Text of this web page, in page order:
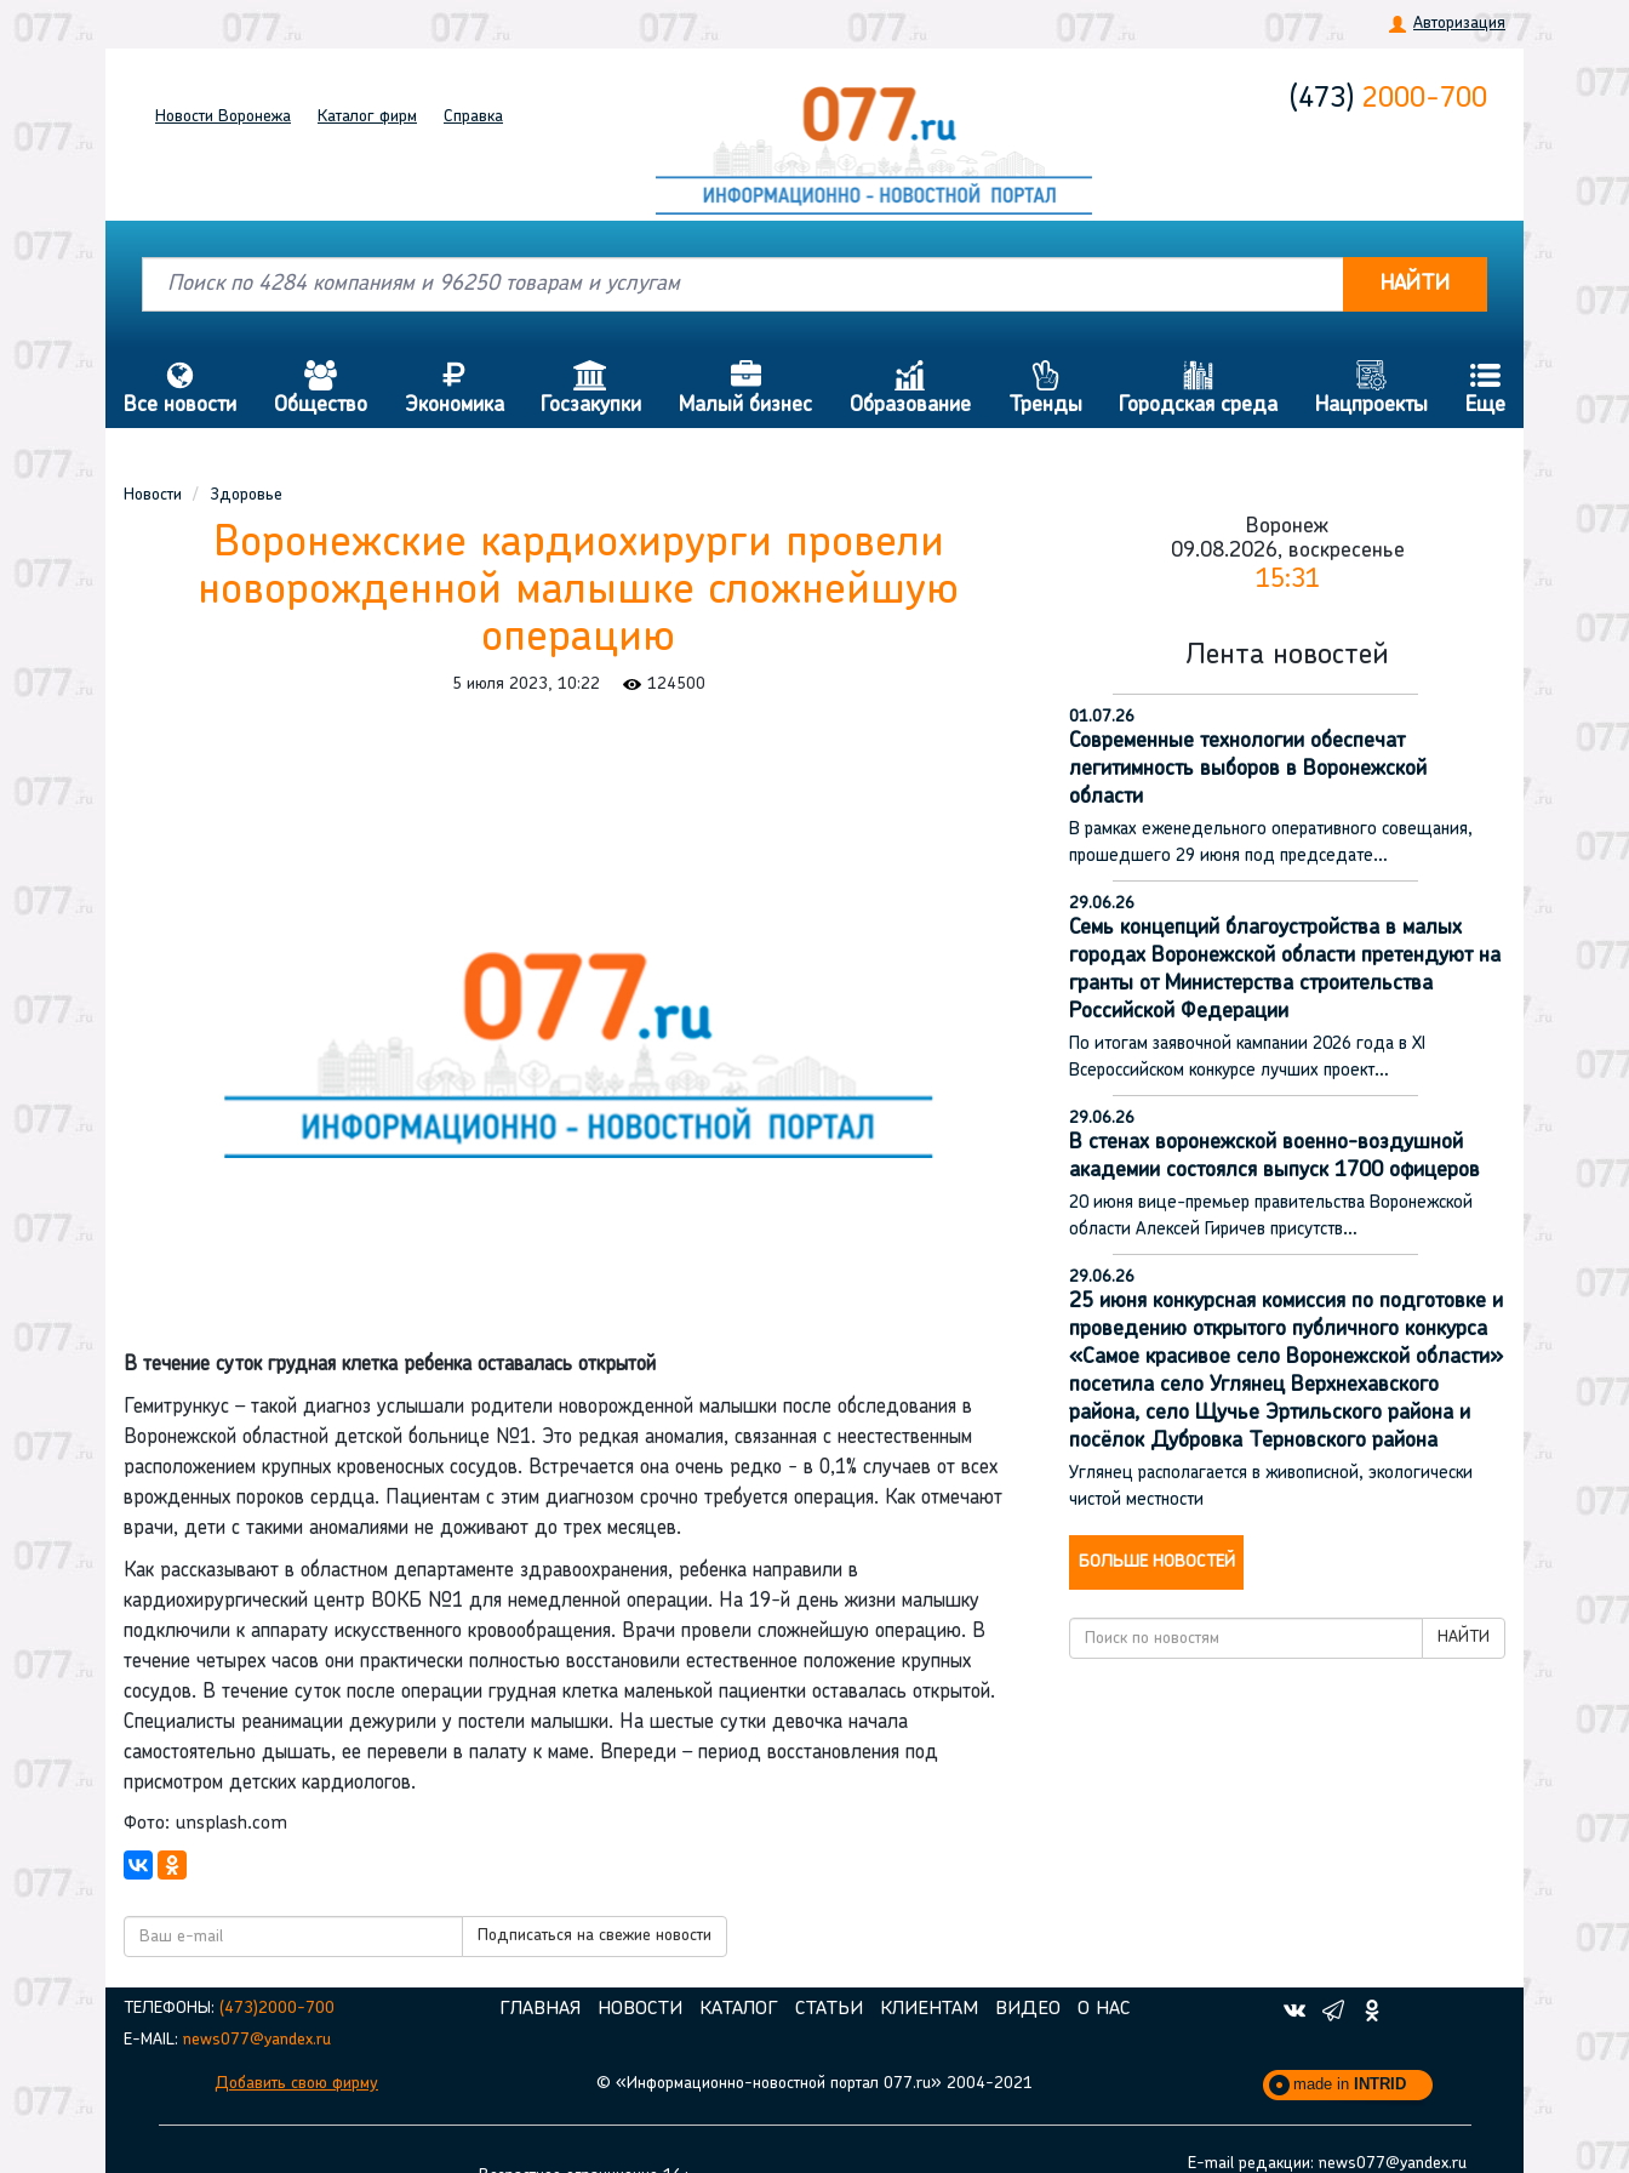
Авторизация
Новости Воронежа Каталог фирм Справка
(473) 2000-700
НАЙТИ
s
Все новости
a
Общество
j
Экономика
h
Госзакупки
d
Малый бизнес
c
Образование
p
Тренды
b
Городская среда
g
Нацпроекты
f
Еще
Новости Здоровье
Воронежские кардиохирурги провели
новорожденной малышке сложнейшую
операцию
5 июля 2023, 10:22 124500
В течение суток грудная клетка ребенка оставалась открытой
Гемитрункус – такой диагноз услышали родители новорожденной малышки после обследования в
Воронежской областной детской больнице №1. Это редкая аномалия, связанная с неестественным
расположением крупных кровеносных сосудов. Встречается она очень редко - в 0,1% случаев от всех
врожденных пороков сердца. Пациентам с этим диагнозом срочно требуется операция. Как отмечают
врачи, дети с такими аномалиями не доживают до трех месяцев.
Как рассказывают в областном департаменте здравоохранения, ребенка направили в
кардиохирургический центр ВОКБ №1 для немедленной операции. На 19-й день жизни малышку
подключили к аппарату искусственного кровообращения. Врачи провели сложнейшую операцию. В
течение четырех часов они практически полностью восстановили естественное положение крупных
сосудов. В течение суток после операции грудная клетка маленькой пациентки оставалась открытой.
Специалисты реанимации дежурили у постели малышки. На шестые сутки девочка начала
самостоятельно дышать, ее перевели в палату к маме. Впереди – период восстановления под
присмотром детских кардиологов.
Фото: unsplash.com
Подписаться на свежие новости
Воронеж
09.08.2026, воскресенье
15:31
Лента новостей
01.07.26
Современные технологии обеспечат
легитимность выборов в Воронежской
области
В рамках еженедельного оперативного совещания,
прошедшего 29 июня под председате…
29.06.26
Семь концепций благоустройства в малых
городах Воронежской области претендуют на
гранты от Министерства строительства
Российской Федерации
По итогам заявочной кампании 2026 года в XI
Всероссийском конкурсе лучших проект…
29.06.26
В стенах воронежской военно-воздушной
академии состоялся выпуск 1700 офицеров
20 июня вице-премьер правительства Воронежской
области Алексей Гиричев присутств…
29.06.26
25 июня конкурсная комиссия по подготовке и
проведению открытого публичного конкурса
«Самое красивое село Воронежской области»
посетила село Углянец Верхнехавского
района, село Щучье Эртильского района и
посёлок Дубровка Терновского района
Углянец располагается в живописной, экологически
чистой местности
БОЛЬШЕ НОВОСТЕЙ
НАЙТИ
ТЕЛЕФОНЫ: (473)2000-700
E-MAIL: news077@yandex.ru
Добавить свою фирму
ГЛАВНАЯ НОВОСТИ КАТАЛОГ СТАТЬИ КЛИЕНТАМ ВИДЕО О НАС
© «Информационно-новостной портал 077.ru» 2004-2021 made in INTRID
E-mail редакции: news077@yandex.ru